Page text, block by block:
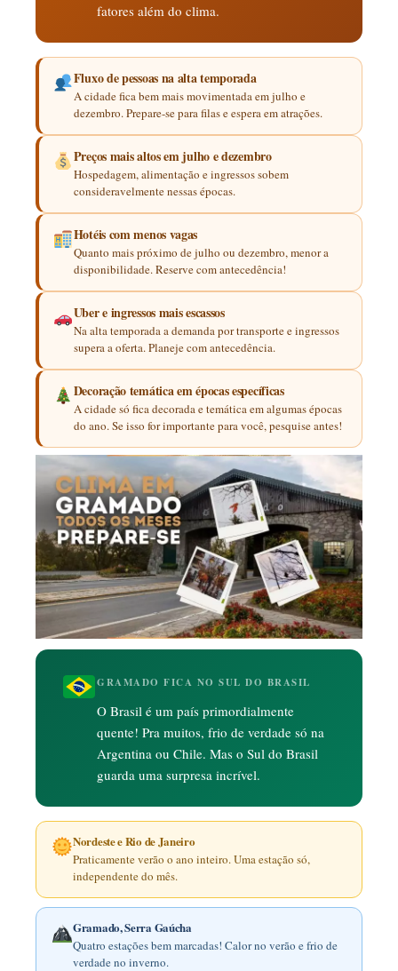
fatores além do clima.
Fluxo de pessoas na alta temporada
A cidade fica bem mais movimentada em julho e
dezembro. Prepare-se para filas e espera em atrações.
Preços mais altos em julho e dezembro
Hospedagem, alimentação e ingressos sobem
consideravelmente nessas épocas.
Hotéis com menos vagas
Quanto mais próximo de julho ou dezembro, menor a
disponibilidade. Reserve com antecedência!
Uber e ingressos mais escassos
Na alta temporada a demanda por transporte e ingressos
supera a oferta. Planeje com antecedência.
Decoração temática em épocas específicas
A cidade só fica decorada e temática em algumas épocas
do ano. Se isso for importante para você, pesquise antes!
GRAMADO FICA NO SUL DO BRASIL
O Brasil é um país primordialmente
quente! Pra muitos, frio de verdade só na
Argentina ou Chile. Mas o Sul do Brasil
guarda uma surpresa incrível.
Nordeste e Rio de Janeiro
Praticamente verão o ano inteiro. Uma estação só,
independente do mês.
Gramado, Serra Gaúcha
Quatro estações bem marcadas! Calor no verão e frio de
verdade no inverno.